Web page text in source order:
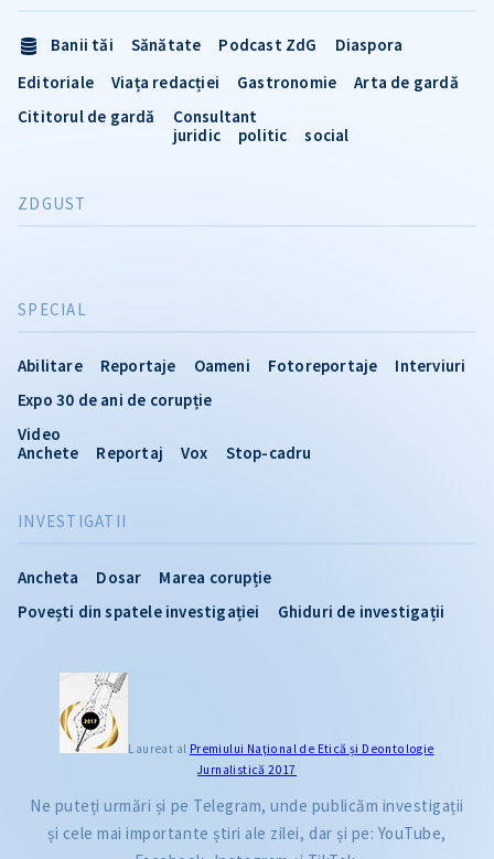
INVESTIGATII
Ancheta Dosar
Marea corupție
Povești din spatele investigației
Ghiduri de investigații
SPECIAL
Abilitare Reportaje Oameni Fotoreportaje
Interviuri
Expo 30 de ani de corupție
Video
Anchete
Reportaj Vox Stop-cadru
Banii tăi Sănătate Podcast ZdG
Diaspora
Editoriale
Viața redacției Gastronomie
Arta de gardă
Cititorul de gardă
Consultant
juridic
politic social
ZDGUST
Laureat al Premiului Naţional de Etică și Deontologie
Jurnalistică 2017
Ne puteți urmări și pe Telegram, unde publicăm investigații
și cele mai importante știri ale zilei, dar și pe: YouTube,